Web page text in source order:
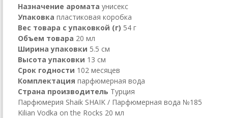
Назначение аромата унисекс
Упаковка пластиковая коробка
Вес товара с упаковкой (г) 54 г
Объем товара 20 мл
Ширина упаковки 5.5 см
Высота упаковки 13 см
Срок годности 102 месяцев
Комплектация парфюмерная вода
Страна производитель Турция
Парфюмерия Shaik SHAIK / Парфюмерная вода №185
Kilian Vodka on the Rocks 20 мл